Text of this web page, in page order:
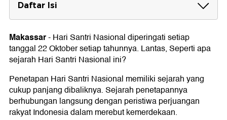
Daftar Isi
Sejarah Hari Santri Nasional
Tema Peringatan Hari Santri Nasional 2023
Kegiatan pada Hari Santri Nasional
Makassar-Hari Santri Nasional diperingati setiap
tanggal 22 Oktober setiap tahunnya. Lantas, Seperti apa
sejarah Hari Santri Nasional ini?
Penetapan Hari Santri Nasional memiliki sejarah yang
cukup panjang dibaliknya. Sejarah penetapannya
berhubungan langsung dengan peristiwa perjuangan
rakyat Indonesia dalam merebut kemerdekaan.